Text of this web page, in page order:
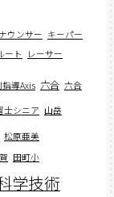
ウンサー キーパー
ート レーサー
導Axis 六合 六合
士シニア 山岳
松原亜美
田町小
学技術